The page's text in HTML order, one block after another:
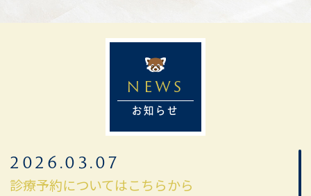
NEWS
お知らせ
2026.03.07
診療予約についてはこちらから